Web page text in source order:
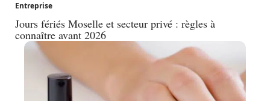
Entreprise
Jours fériés Moselle et secteur privé : règles à
connaître avant 2026